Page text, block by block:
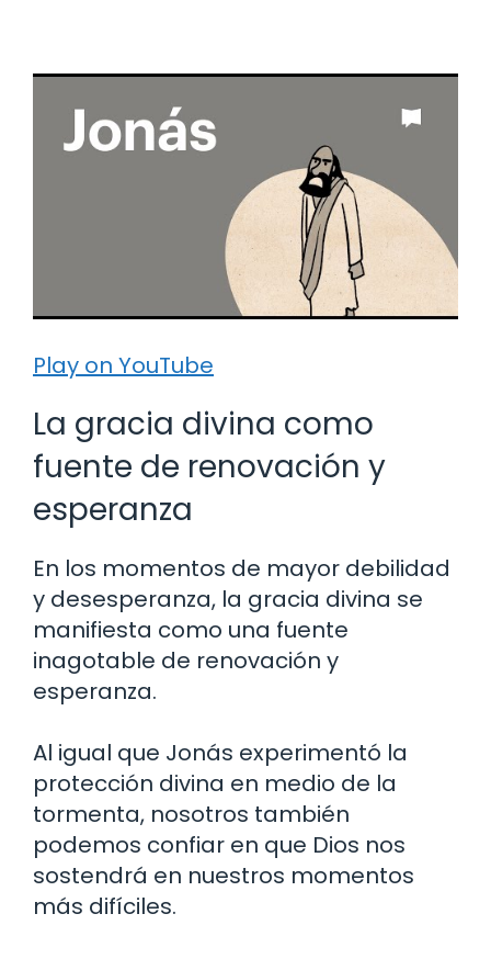
Play on YouTube
La gracia divina como
fuente de renovación y
esperanza
En los momentos de mayor debilidad
y desesperanza, la gracia divina se
manifiesta como una fuente
inagotable de renovación y
esperanza.
Al igual que Jonás experimentó la
protección divina en medio de la
tormenta, nosotros también
podemos confiar en que Dios nos
sostendrá en nuestros momentos
más difíciles.